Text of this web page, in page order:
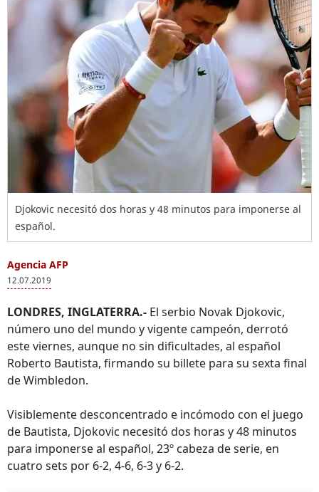
Djokovic necesitó dos horas y 48 minutos para imponerse al
español.
Agencia AFP
12.07.2019
LONDRES, INGLATERRA.- El serbio Novak Djokovic,
número uno del mundo y vigente campeón, derrotó
este viernes, aunque no sin dificultades, al español
Roberto Bautista, firmando su billete para su sexta final
de Wimbledon.
Visiblemente desconcentrado e incómodo con el juego
de Bautista, Djokovic necesitó dos horas y 48 minutos
para imponerse al español, 23º cabeza de serie, en
cuatro sets por 6-2, 4-6, 6-3 y 6-2.